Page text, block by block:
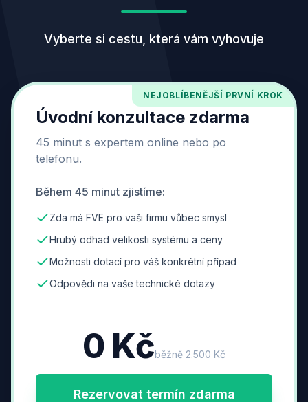
Vyberte si cestu, která vám vyhovuje
NEJOBLÍBENĚJŠÍ PRVNÍ KROK
Úvodní konzultace zdarma
45 minut s expertem online nebo po
telefonu.
Během 45 minut zjistíme:
Zda má FVE pro vaši firmu vůbec smysl
Hrubý odhad velikosti systému a ceny
Možnosti dotací pro váš konkrétní případ
Odpovědi na vaše technické dotazy
0 Kčběžně 2.500 Kč
Rezervovat termín zdarma